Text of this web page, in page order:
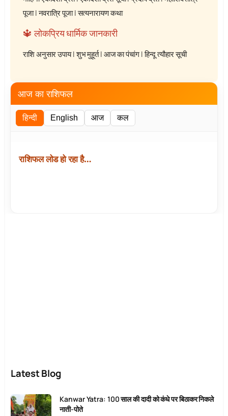
पूजा|नवरात्रि पूजा|सत्यनारायण कथा
🔱 लोकप्रिय धार्मिक जानकारी
राशि अनुसार उपाय|शुभ मुहूर्त|आज का पंचांग|हिन्दू त्यौहार सूची
आज का राशिफल
हिन्दी English आज कल
राशिफल लोड हो रहा है…
Latest Blog
Kanwar Yatra: 100 साल की दादी को कंधे पर बिठाकर निकले
नाती-पोते